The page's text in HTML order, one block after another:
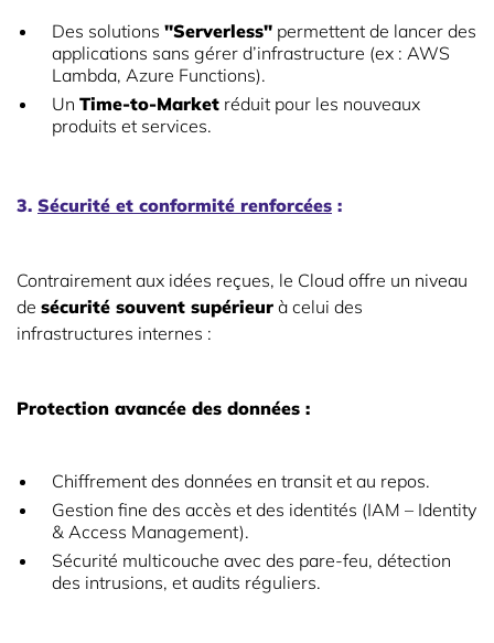
Des solutions "Serverless" permettent de lancer des
applications sans gérer d’infrastructure (ex : AWS
Lambda, Azure Functions).
Un Time-to-Market réduit pour les nouveaux
produits et services.
3. Sécurité et conformité renforcées :
Contrairement aux idées reçues, le Cloud offre un niveau
de sécurité souvent supérieur à celui des
infrastructures internes :
Protection avancée des données :
Chiffrement des données en transit et au repos.
Gestion fine des accès et des identités (IAM – Identity
& Access Management).
Sécurité multicouche avec des pare-feu, détection
des intrusions, et audits réguliers.